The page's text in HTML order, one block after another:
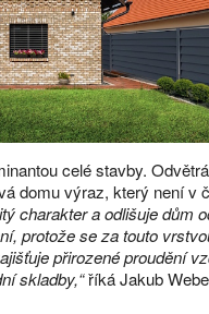
celé stavby.
domu výraz, který není v
charakter a odlišuje dům
protože se za touto
přirozené proudění
skladby,“říká Jakub